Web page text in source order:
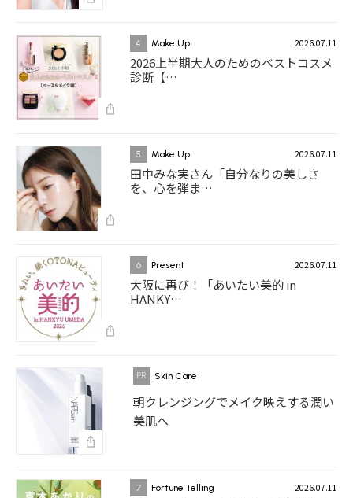
4 Make Up 2026.07.11
2026上半期大人のためのベストコスメ
診断【…
5 Make Up 2026.07.11
田中みな実さん「自分なりの美しさ
を、心を弾ま…
6 Present 2026.07.11
大阪に再び！「あいたい美的 in
HANKY…
Skin Care
朝クレンジングでメイク映えする潤い
美肌へ
7 Fortune Telling 2026.07.11